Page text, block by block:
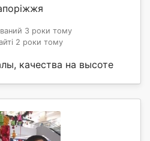
3 роки тому
2 роки тому
качества на высоте